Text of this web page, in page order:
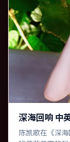
深海回响 中
陈凯歌在《深